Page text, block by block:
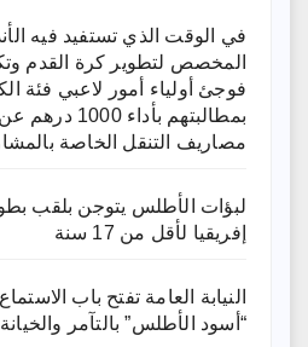
في الوقت الذي تستفيد فيه
المخصص لتطوير كرة القدم
فوجئ أولياء أمور لاعبي فئة
بمطالبتهم
مصاريف التنقل الخاصة
لبؤات الأطلس يتوجن بلقب
إفريقيا لأقل من 17 سنة
النيابة العامة تفتح باب
“أسود الأطلس” بالتآمر والخيانة